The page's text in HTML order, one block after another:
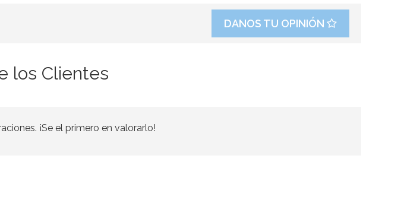
DANOS TU OPINIÓN
los Clientes
¡Se el primero en valorarlo!